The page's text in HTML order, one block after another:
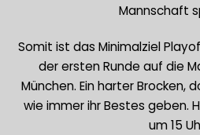
Mannschaft
Somit ist das Minimalziel
der ersten Runde auf die
München. Ein harter Brocken,
wie immer ihr Bestes geben.
um 15